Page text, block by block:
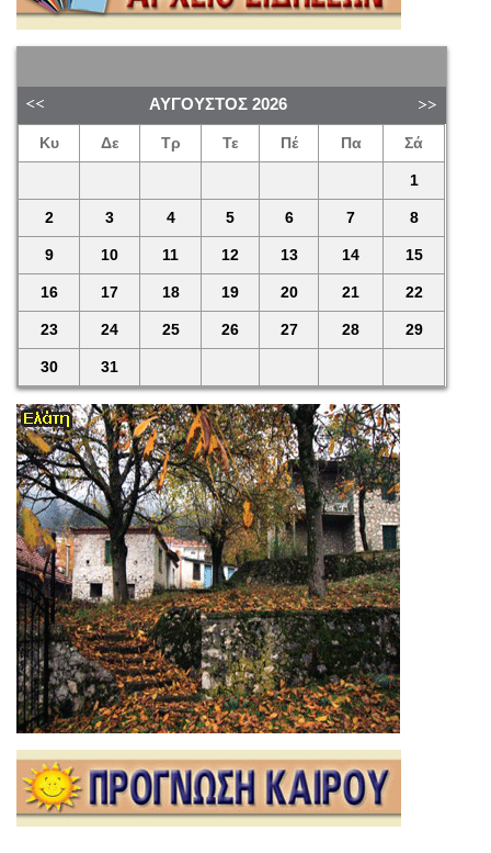
ΑΎΓΟΥΣΤΟΣ 2026
Κυ Δε Τρ Τε Πέ Πα Σά
1
2 3 4 5 6 7 8
9 10 11 12 13 14 15
16 17 18 19 20 21 22
23 24 25 26 27 28 29
30 31